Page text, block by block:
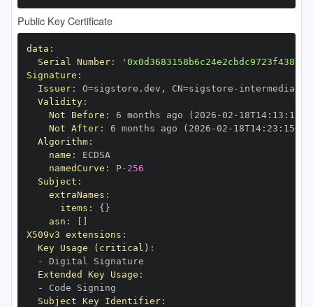
Public Key Certificate
data :
Serial Number:
Signature :
Issuer: O=sigstore.dev , CN=sigstore -
Validity:
Not Before : 6 months ago (2026 -02 - 18T14: 13 :
Not After: 6 months ago (2026 -02 - 18T14: 23 : 15+00
Algorithm:
name :
namedCurve : P- 256
Subject :
extraNames :
items : { }
asn :
X509v3 extensions :
Key Usage (critical) :
-
Extended Key Usage :
-
Subject Key Identifier: